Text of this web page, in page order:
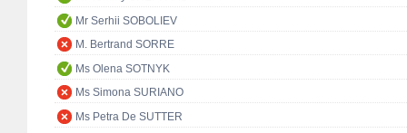
Mr Serhii SOBOLIEV
M. Bertrand SORRE
Ms Olena SOTNYK
Ms Simona SURIANO
Ms Petra De SUTTER